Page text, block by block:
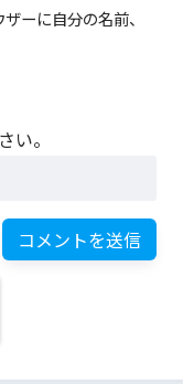
ーに自分の名前、
い。